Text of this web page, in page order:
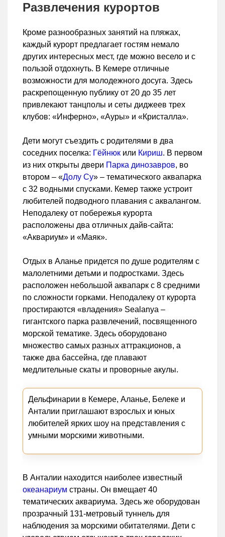
Развлечения курортов
Кроме разнообразных занятий на пляжах,
каждый курорт предлагает гостям немало
других интересных мест, где можно весело и с
пользой отдохнуть. В Кемере отличные
возможности для молодежного досуга. Здесь
раскрепощенную публику от 20 до 35 лет
привлекают танцполы и сеты диджеев трех
клубов: «Инферно», «Ауры» и «Кристалла».
Дети могут съездить с родителями в два
соседних поселка: Гёйнюк или Кириш. В первом
из них открыты двери Парка динозавров, во
втором – «Долу Су» – тематического аквапарка
с 32 водными спусками. Кемер также устроит
любителей подводного плавания с аквалангом.
Неподалеку от побережья курорта
расположены два отличных дайв-сайта:
«Аквариум» и «Маяк».
Отдых в Аланье придется по душе родителям с
малолетними детьми и подростками. Здесь
расположен небольшой аквапарк с 8 средними
по сложности горками. Неподалеку от курорта
простираются «владения» Sealanya –
гигантского парка развлечений, посвященного
морской тематике. Здесь оборудовано
множество самых разных аттракционов, а
также два бассейна, где плавают
медлительные скаты и проворные акулы.
Дельфинарии в Кемере, Аланье, Белеке и
Анталии приглашают взрослых и юных
любителей ярких шоу на представления с
умными морскими животными.
В Анталии находится наиболее известный
океанариум страны. Он вмещает 40
тематических аквариума. Здесь же оборудован
прозрачный 131-метровый туннель для
наблюдения за морскими обитателями. Дети с